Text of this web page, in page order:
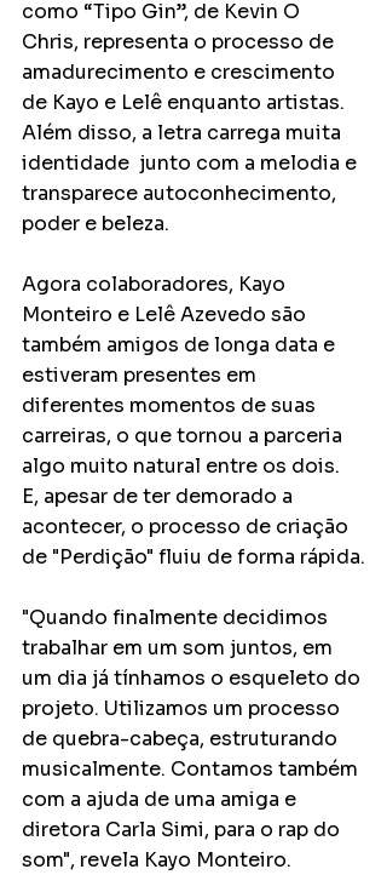
como “Tipo Gin”, de Kevin O
Chris, representa o processo de
amadurecimento e crescimento
de Kayo e Lelê enquanto artistas.
Além disso, a letra carrega muita
identidade  junto com a melodia e
transparece autoconhecimento,
poder e beleza.
Agora colaboradores, Kayo
Monteiro e Lelê Azevedo são
também amigos de longa data e
estiveram presentes em
diferentes momentos de suas
carreiras, o que tornou a parceria
algo muito natural entre os dois.
E, apesar de ter demorado a
acontecer, o processo de criação
de "Perdição" fluiu de forma rápida.
"Quando finalmente decidimos
trabalhar em um som juntos, em
um dia já tínhamos o esqueleto do
projeto. Utilizamos um processo
de quebra-cabeça, estruturando
musicalmente. Contamos também
com a ajuda de uma amiga e
diretora Carla Simi, para o rap do
som", revela Kayo Monteiro.